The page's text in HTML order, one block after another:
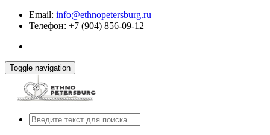
Email: info@ethnopetersburg.ru
Телефон: +7 (904) 856-09-12
Toggle navigation